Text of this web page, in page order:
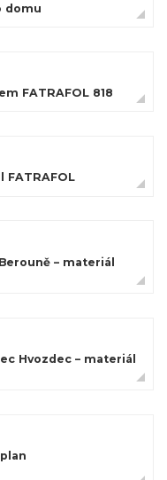
domu
FATRAFOL 818
FATRAFOL
– materiál
Hvozdec – materiál